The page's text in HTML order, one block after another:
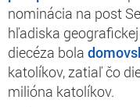
nominácia na post
hľadiska
diecéza bola
katolíkov, zatiaľ čo
milióna katolíkov.